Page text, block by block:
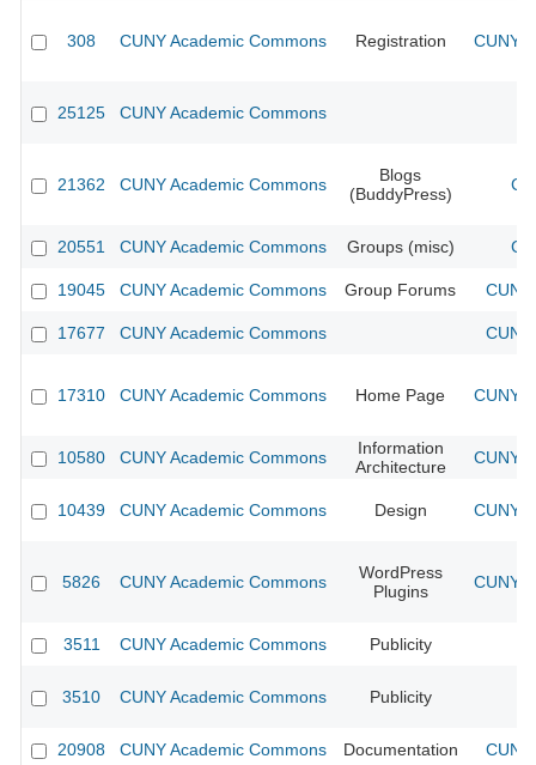
308 CUNY Academic Commons Registration CUNY
25125 CUNY Academic Commons
21362 CUNY Academic Commons
Blogs
(BuddyPress)
20551 CUNY Academic Commons Groups (misc)
19045 CUNY Academic Commons Group Forums
17677 CUNY Academic Commons
17310 CUNY Academic Commons Home Page CUNY
10580 CUNY Academic Commons
Information
Architecture
CUNY
10439 CUNY Academic Commons Design CUNY
5826 CUNY Academic Commons
WordPress
Plugins
CUNY
3511 CUNY Academic Commons Publicity
3510 CUNY Academic Commons Publicity
20908 CUNY Academic Commons Documentation